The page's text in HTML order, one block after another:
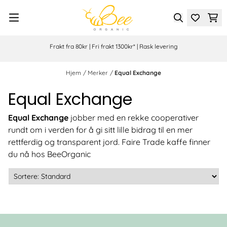
Frakt fra 80kr | Fri frakt 1300kr* | Rask levering
Hjem / Merker / Equal Exchange
Equal Exchange
Equal Exchange jobber med en rekke cooperativer
rundt om i verden for å gi sitt lille bidrag til en mer
rettferdig og transparent jord. Faire Trade kaffe finner
du nå hos BeeOrganic